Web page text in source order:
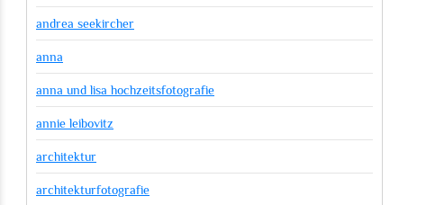
andrea seekircher
anna
anna und lisa hochzeitsfotografie
annie leibovitz
architektur
architekturfotografie